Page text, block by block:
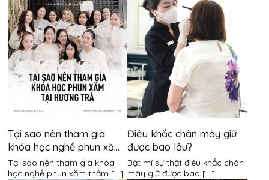
Tại sao nên tham gia
khóa học nghề phun xăm
thẩm mỹ tại Hương Trà?
Tại sao nên tham gia khóa
học nghề phun xăm thẩm [...]
Điêu khắc chân mày giữ
được bao lâu?
Bật mí sự thật điêu khắc chân
mày giữ được bao [...]